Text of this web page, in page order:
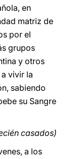
en
matriz de
por el
grupos
y otros
vivir la
sabiendo
su Sangre
casados)
a los